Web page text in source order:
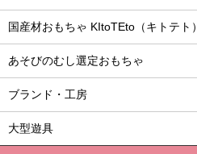
国産材おもちゃ KItoTEto（キトテト）
あそびのむし選定おもちゃ
ブランド・工房
大型遊具